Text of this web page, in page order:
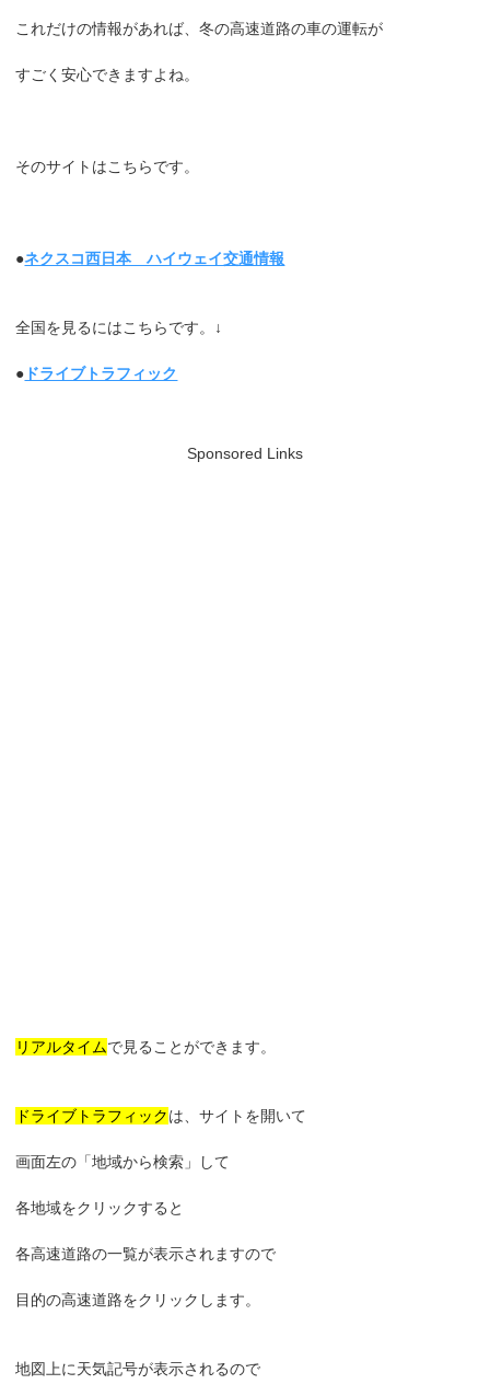
これだけの情報があれば、冬の高速道路の車の運転が
すごく安心できますよね。
そのサイトはこちらです。
●ネクスコ西日本 ハイウェイ交通情報
全国を見るにはこちらです。↓
● ドライブトラフィック
Sponsored Links
リアルタイムで見ることができます。
ドライブトラフィックは、サイトを開いて
画面左の「地域から検索」して
各地域をクリックすると
各高速道路の一覧が表示されますので
目的の高速道路をクリックします。
地図上に天気記号が表示されるので